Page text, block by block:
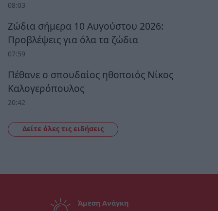
08:03
Ζώδια σήμερα 10 Αυγούστου 2026:
Προβλέψεις για όλα τα ζώδια
07:59
Πέθανε ο σπουδαίος ηθοποιός Νίκος
Καλογερόπουλος
20:42
Δείτε όλες τις ειδήσεις
Άμεση Ανάγκη